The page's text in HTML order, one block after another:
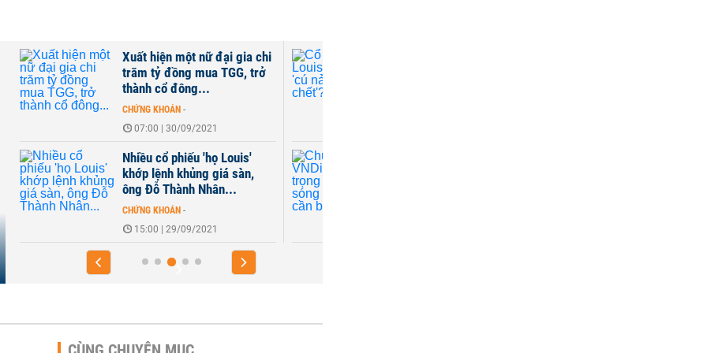
đại gia chi
TGG, trở
Louis'
giá sàn,
Cổ đông 'họ Louis' đang chờ
'cú nảy con mèo chết'?
CHỨNG KHOÁN
Chuyên gia VNDirect: Cẩn
trọng khi đu theo sóng đầu
cơ, cần bảo vệ...
06:00 | 28/09/2021